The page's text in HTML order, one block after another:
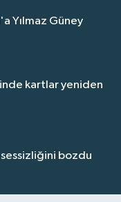
Yılmaz Güney
kartlar yeniden
sessizliğini bozdu